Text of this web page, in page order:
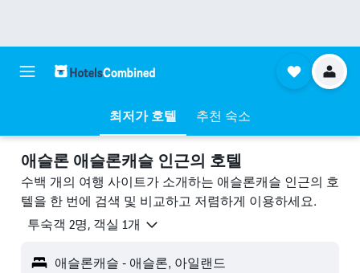
최저가 호텔 추천 숙소
애슬론 애슬론캐슬 ​인근의 호텔
수백 개의 여행 사이트가 소개하는 애슬론캐슬 인근의 호
텔을 한 번에 검색 및 비교하고 저렴하게 이용하세요.
​투숙객 2​명, ​객실 1개
애슬론캐슬 - 애슬론, 아일랜드